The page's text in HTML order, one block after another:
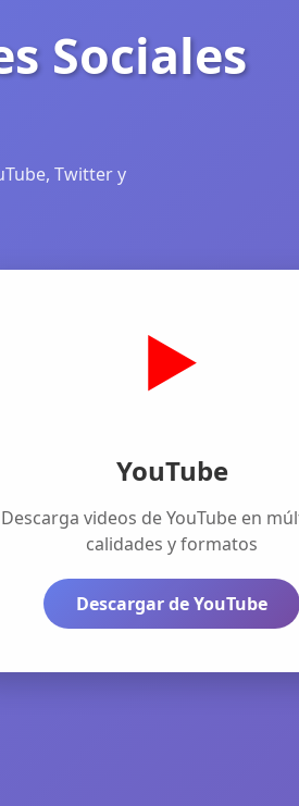
Sociales
Twitter y
▶️
YouTube
Descarga videos de YouTube en
calidades y formatos
Descargar de YouTube